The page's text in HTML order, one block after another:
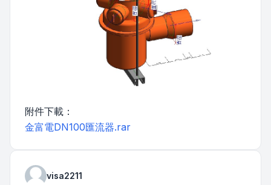
附件下載：
金富電DN100匯流器.rar
visa2211